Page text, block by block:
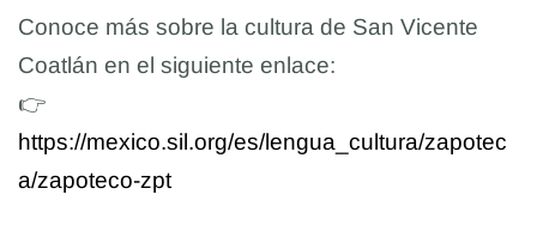
Conoce más sobre la cultura de San Vicente
Coatlán en el siguiente enlace:
👉
https://mexico.sil.org/es/lengua_cultura/zapotec
a/zapoteco-zpt